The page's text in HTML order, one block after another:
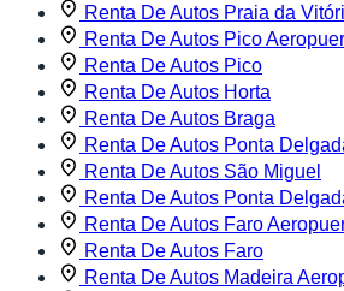
Renta De Autos Praia da
Renta De Autos Pico
Renta De Autos Pico
Renta De Autos Horta
Renta De Autos Braga
Renta De Autos Ponta
Renta De Autos São Miguel
Renta De Autos Ponta
Renta De Autos Faro
Renta De Autos Faro
Renta De Autos Madeira